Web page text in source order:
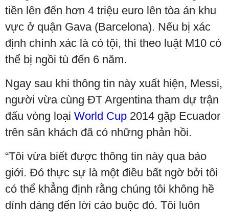
tiền lên đến hơn 4 triệu euro lên tòa án khu
vực ở quận Gava (Barcelona). Nếu bị xác
định chính xác là có tội, thì theo luật M10 có
thể bị ngồi tù đến 6 năm.
Ngay sau khi thông tin này xuất hiện, Messi,
người vừa cùng ĐT Argentina tham dự trận
đấu vòng loại World Cup 2014 gặp Ecuador
trên sân khách đã có những phản hồi.
“Tôi vừa biết được thông tin này qua báo
giới. Đó thực sự là một điều bất ngờ bởi tôi
có thể khẳng định rằng chúng tôi không hề
dính dáng đến lời cáo buộc đó. Tôi luôn